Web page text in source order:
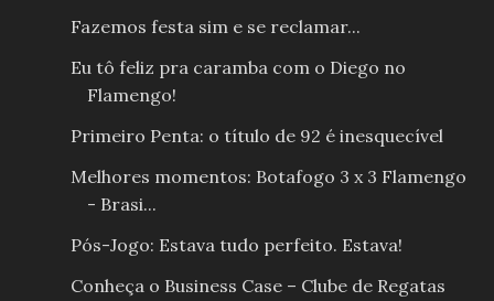
Fazemos festa sim e se reclamar...
Eu tô feliz pra caramba com o Diego no
Flamengo!
Primeiro Penta: o título de 92 é inesquecível
Melhores momentos: Botafogo 3 x 3 Flamengo
- Brasi...
Pós-Jogo: Estava tudo perfeito. Estava!
Conheça o Business Case – Clube de Regatas